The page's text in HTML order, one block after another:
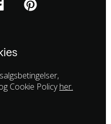
Cookie Policyher.